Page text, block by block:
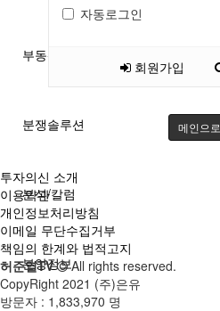
부동산 재태크
분쟁솔루션
분석/칼럼
분양정보
자동로그인
회원가입
메인으로
투자의신 소개
이용약관
개인정보처리방침
이메일 무단수집거부
책임의 한계와 법적고지
허준열TV
All rights reserved.
CopyRight 2021 (주)은유
방문자 : 1,833,970 명